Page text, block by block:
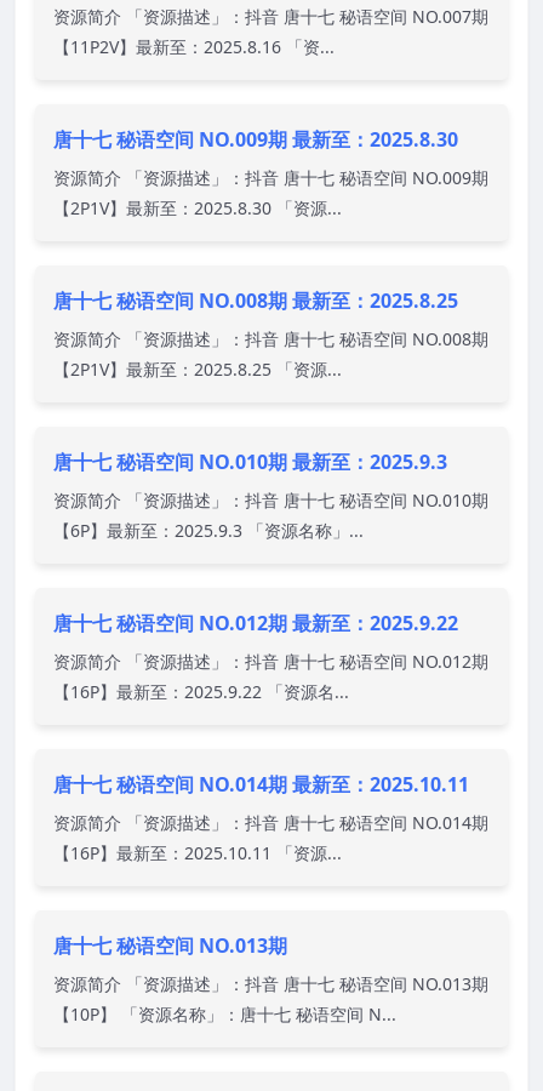
资源简介 「资源描述」：抖音 唐十七 秘语空间 NO.007期
【11P2V】最新至：2025.8.16 「资...
唐十七 秘语空间 NO.009期 最新至：2025.8.30
资源简介 「资源描述」：抖音 唐十七 秘语空间 NO.009期
【2P1V】最新至：2025.8.30 「资源...
唐十七 秘语空间 NO.008期 最新至：2025.8.25
资源简介 「资源描述」：抖音 唐十七 秘语空间 NO.008期
【2P1V】最新至：2025.8.25 「资源...
唐十七 秘语空间 NO.010期 最新至：2025.9.3
资源简介 「资源描述」：抖音 唐十七 秘语空间 NO.010期
【6P】最新至：2025.9.3 「资源名称」...
唐十七 秘语空间 NO.012期 最新至：2025.9.22
资源简介 「资源描述」：抖音 唐十七 秘语空间 NO.012期
【16P】最新至：2025.9.22 「资源名...
唐十七 秘语空间 NO.014期 最新至：2025.10.11
资源简介 「资源描述」：抖音 唐十七 秘语空间 NO.014期
【16P】最新至：2025.10.11 「资源...
唐十七 秘语空间 NO.013期
资源简介 「资源描述」：抖音 唐十七 秘语空间 NO.013期
【10P】 「资源名称」：唐十七 秘语空间 N...